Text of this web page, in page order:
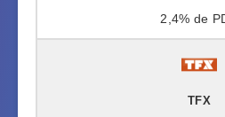
2,4%
TFX